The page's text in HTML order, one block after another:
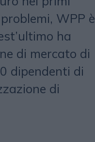
WPP è
ha
di mercato di
dipendenti di
di